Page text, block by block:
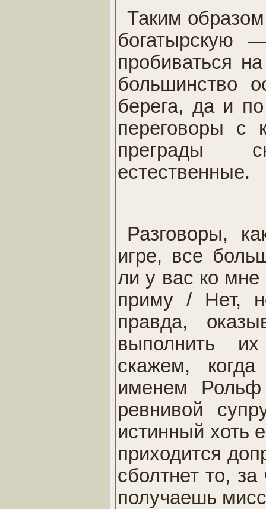
Таким
богатырскую
пробиваться
большинство
берега, да и
переговоры с
преграды
естественные.
Разговоры,
игре, все
ли у вас ко мне
приму / Нет,
правда,
выполнить
скажем,
именем Рольф
ревнивой
истинный хоть
приходится
сболтнет то,
получаешь